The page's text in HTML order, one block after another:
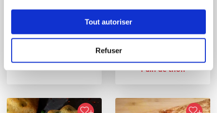
Tout autoriser
Refuser
stephaniew_64f0 Yannick Soret Lambert
Pain de thon